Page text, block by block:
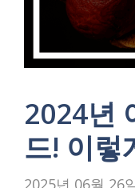
2024년
드! 이렇
2025년 06월 26